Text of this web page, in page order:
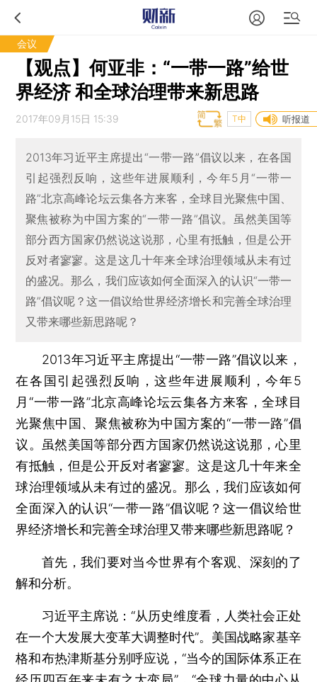
会议
【观点】何亚非：“一带一路”给世
界经济 和全球治理带来新思路
2017年09月15日 15:39 听报道
T中
2013年习近平主席提出“一带一路”倡议以来，在各国
引起强烈反响，这些年进展顺利，今年5月“一带一
路”北京高峰论坛云集各方来客，全球目光聚焦中国、
聚焦被称为中国方案的“一带一路”倡议。虽然美国等
部分西方国家仍然说这说那，心里有抵触，但是公开
反对者寥寥。这是这几十年来全球治理领域从未有过
的盛况。那么，我们应该如何全面深入的认识“一带一
路”倡议呢？这一倡议给世界经济增长和完善全球治理
又带来哪些新思路呢？
2013年习近平主席提出“一带一路”倡议以来，
在各国引起强烈反响，这些年进展顺利，今年5
月“一带一路”北京高峰论坛云集各方来客，全球目
光聚焦中国、聚焦被称为中国方案的“一带一路”倡
议。虽然美国等部分西方国家仍然说这说那，心里
有抵触，但是公开反对者寥寥。这是这几十年来全
球治理领域从未有过的盛况。那么，我们应该如何
全面深入的认识“一带一路”倡议呢？这一倡议给世
界经济增长和完善全球治理又带来哪些新思路呢？
首先，我们要对当今世界有个客观、深刻的了
解和分析。
习近平主席说：“从历史维度看，人类社会正处
在一个大发展大变革大调整时代”。美国战略家基辛
格和布热津斯基分别呼应说，“当今的国际体系正在